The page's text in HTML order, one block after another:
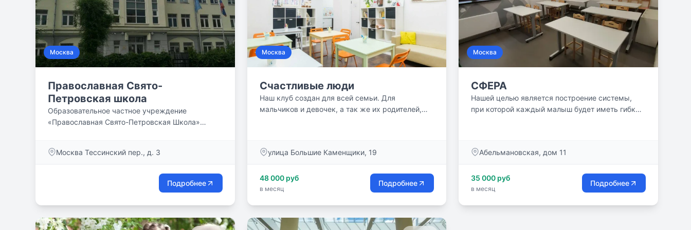
Москва
Православная Свято-
Петровская школа
Образовательное частное учреждение
«Православная Свято-Петровская Школа»
обеспечить высокий уровень образования, в
компонент образования, развитие
индивидуальных способностей детей, а также
Православия, отечественной и мировой
Москва Тессинский пер., д. 3
Подробнее
Москва
Счастливые люди
Наш клуб создан для всей семьи. Для
мальчиков и девочек, а так же их родителей,
движение и, конечно, общение, которое так
улица Большие Каменщики, 19
48 000 руб
в месяц
Подробнее
Москва
СФЕРА
Нашей целью является построение системы,
при которой каждый малыш будет иметь гибкое
просвещения, искренне желать учиться новому.
Абельмановская, дом 11
35 000 руб
в месяц
Подробнее